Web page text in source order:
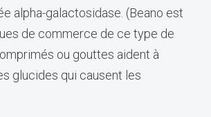
alpha-galactosidase. (Beano est
de commerce de ce type de
ou gouttes aident à
glucides qui causent les